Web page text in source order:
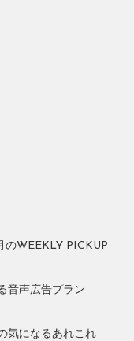
のWEEKLY PICKUP
音声広告プラン
気になるあれこれ